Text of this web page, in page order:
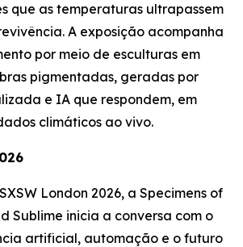
que as temperaturas ultrapassem
A exposição acompanha
por meio de esculturas em
pigmentadas, geradas por
e IA que respondem, em
climáticos ao vivo.
London 2026, a Specimens of
Sublime inicia a conversa com o
artificial, automação e o futuro